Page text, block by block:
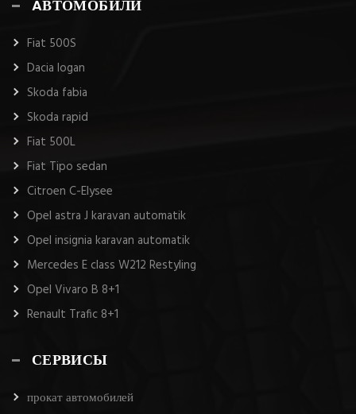
AВТОМОБИЛИ
Fiat 500S
Dacia logan
Skoda fabia
Skoda rapid
Fiat 500L
Fiat Tipo sedan
Citroen C-Elysee
Opel astra J karavan automatik
Opel insignia karavan automatik
Mercedes E class W212 Restyling
Opel Vivaro B 8+1
Renault Trafic 8+1
СЕРВИСЫ
прокат автомобилей